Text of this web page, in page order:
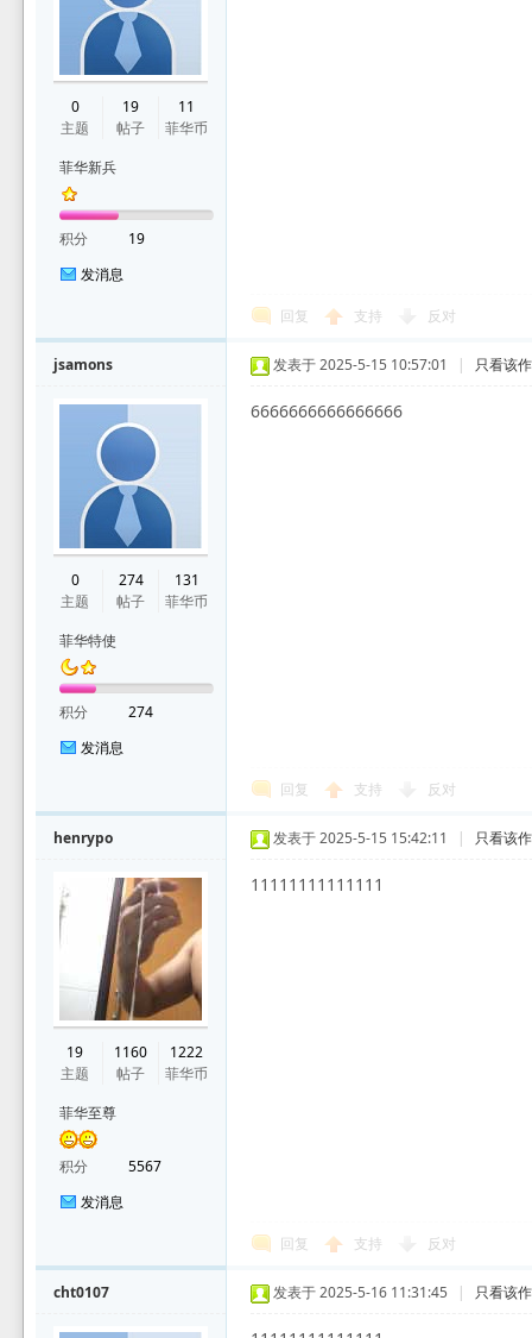
0
主题
19
帖子
11
菲华币
菲华新兵
积分
19
发消息
回复 支持 反对
jsamons
0
主题
274
帖子
131
菲华币
菲华特使
积分
274
发消息
发表于 2025-5-15 10:57:01 | 只看该
6666666666666666
回复 支持 反对
henrypo
19
主题
1160
帖子
1222
菲华币
菲华至尊
积分
5567
发消息
发表于 2025-5-15 15:42:11 | 只看该
11111111111111
回复 支持 反对
cht0107 发表于 2025-5-16 11:31:45 | 只看该